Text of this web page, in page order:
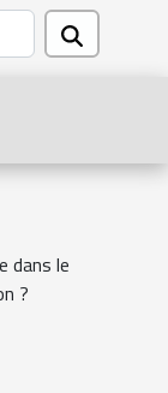
dans le
?